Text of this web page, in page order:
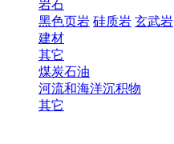
岩石
黑色页岩 硅质岩 玄武岩
建材
其它
煤炭石油
河流和海洋沉积物
其它